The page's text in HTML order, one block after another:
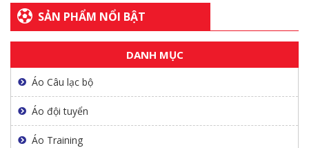
SẢN PHẨM NỔI BẬT
DANH MỤC
Áo Câu lạc bộ
Áo đội tuyển
Áo Training